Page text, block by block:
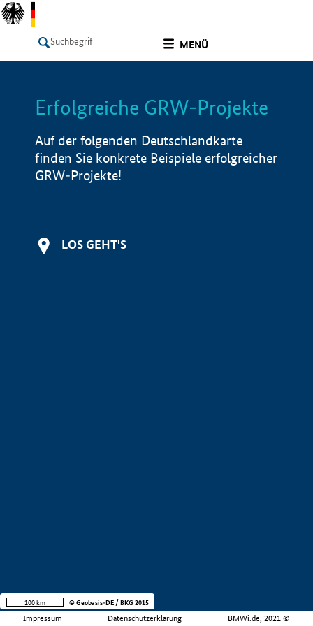
MENÜ
LISTE Info
Erfolgreiche GRW-Projekte
Auf der folgenden Deutschlandkarte
finden Sie konkrete Beispiele erfolgreicher
GRW-Projekte!
LOS GEHT'S
Impressum Datenschutzerklärung BMWi.de, 2021 ©
100 km © Geobasis-DE / BKG 2015